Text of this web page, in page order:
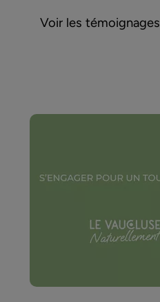
Voir les témoignages